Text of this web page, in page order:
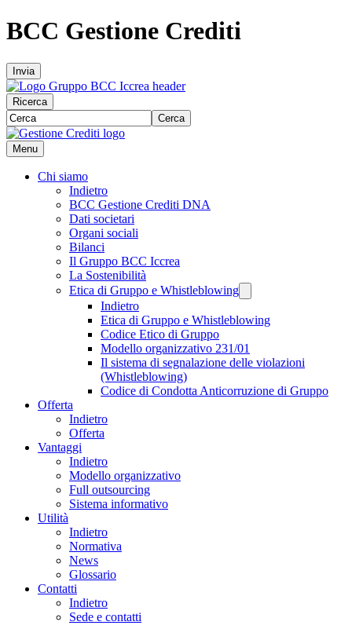
BCC Gestione Crediti
Invia
Ricerca
Cerca
Menu
Chi siamo
Indietro
BCC Gestione Crediti DNA
Dati societari
Organi sociali
Bilanci
Il Gruppo BCC Iccrea
La Sostenibilità
Etica di Gruppo e Whistleblowing
Indietro
Etica di Gruppo e Whistleblowing
Codice Etico di Gruppo
Modello organizzativo 231/01
Il sistema di segnalazione delle violazioni
(Whistleblowing)
Codice di Condotta Anticorruzione di Gruppo
Offerta
Indietro
Offerta
Vantaggi
Indietro
Modello organizzativo
Full outsourcing
Sistema informativo
Utilità
Indietro
Normativa
News
Glossario
Contatti
Indietro
Sede e contatti